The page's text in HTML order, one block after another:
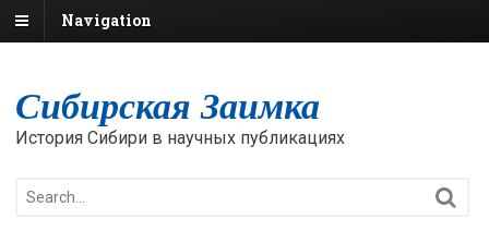
Navigation
Сибирская Заимка
История Сибири в научных публикациях